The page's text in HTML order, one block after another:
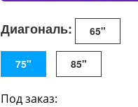
Диагональ: 65"
75" 85"
Под заказ: